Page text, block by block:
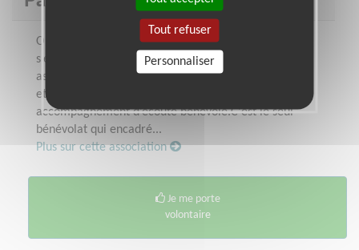
On ne doit pas abandonner les malades qui voient
s’éloigner l’espoir d’une guérison. Les soins palliatifs
associent traitement efficace de la douleur physique
et morale, des soins de confort et un
accompagnement d’écoute bénévole.C'est le seul
bénévolat qui encadré...
Plus sur cette association
Je me porte
volontaire
Tout refuser
Personnaliser